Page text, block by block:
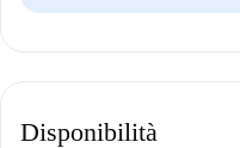
Disponibilità